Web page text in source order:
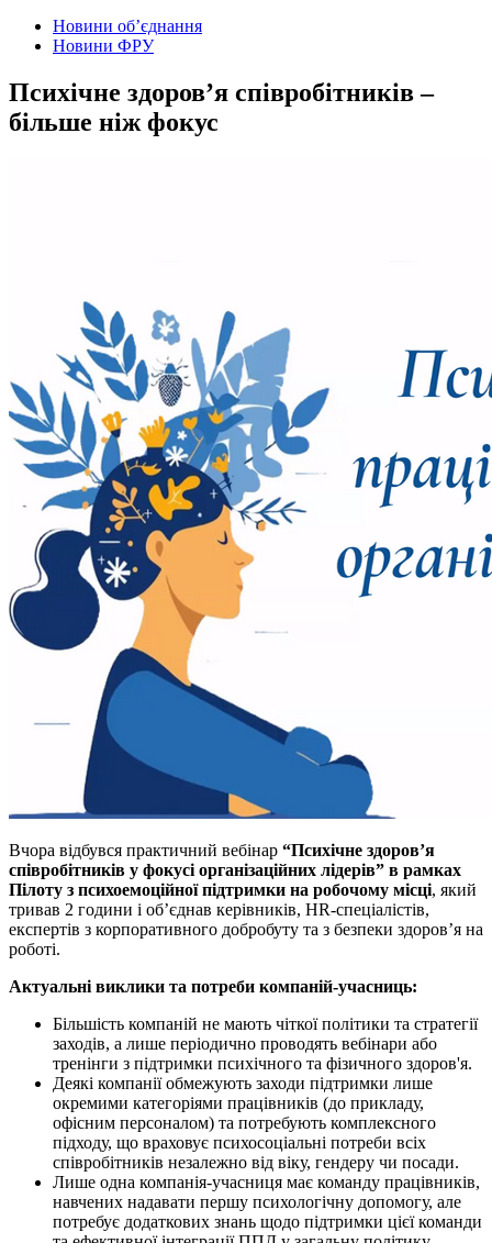
Новини об’єднання
Новини ФРУ
Психічне здоров’я співробітників –
більше ніж фокус
Вчора відбувся практичний вебінар “Психічне здоров’я
співробітників у фокусі організаційних лідерів” в рамках
Пілоту з психоемоційної підтримки на робочому місці, який
тривав 2 години і об’єднав керівників, HR-спеціалістів,
експертів з корпоративного добробуту та з безпеки здоров’я на
роботі.
Актуальні виклики та потреби компаній-учасниць:
Більшість компаній не мають чіткої політики та стратегії
заходів, а лише періодично проводять вебінари або
тренінги з підтримки психічного та фізичного здоров'я.
Деякі компанії обмежують заходи підтримки лише
окремими категоріями працівників (до прикладу,
офісним персоналом) та потребують комплексного
підходу, що враховує психосоціальні потреби всіх
співробітників незалежно від віку, гендеру чи посади.
Лише одна компанія-учасниця має команду працівників,
навчених надавати першу психологічну допомогу, але
потребує додаткових знань щодо підтримки цієї команди